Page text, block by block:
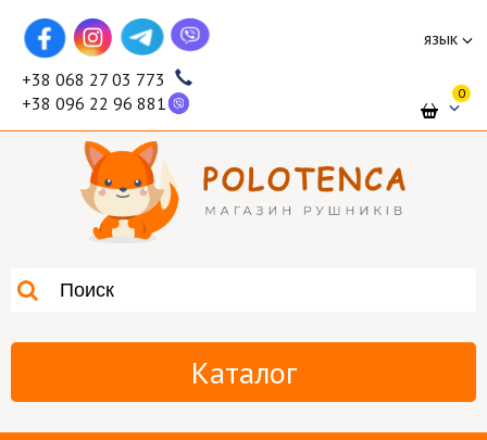
язык
+38 068 27 03 773
+38 096 22 96 881
0
Каталог